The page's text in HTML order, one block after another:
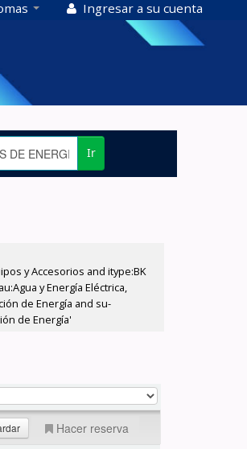
Ingresar a su cuenta
Ir
y Accesorios and itype:BK
y Energía Eléctrica,
de Energía and su-
de Energía'
Hacer reserva